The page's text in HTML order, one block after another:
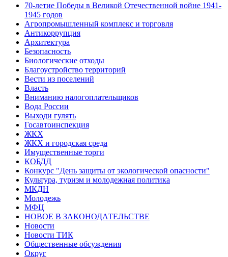
70-летие Победы в Великой Отечественной войне 1941-
1945 годов
Агропромышленный комплекс и торговля
Антикоррупция
Архитектура
Безопасность
Биологические отходы
Благоустройство территорий
Вести из поселений
Власть
Вниманию налогоплательщиков
Вода России
Выходи гулять
Госавтоинспекция
ЖКХ
ЖКХ и городская среда
Имущественные торги
КОБДД
Конкурс "День защиты от экологической опасности"
Культура, туризм и молодежная политика
МКДН
Молодежь
МФЦ
НОВОЕ В ЗАКОНОДАТЕЛЬСТВЕ
Новости
Новости ТИК
Общественные обсуждения
Округ